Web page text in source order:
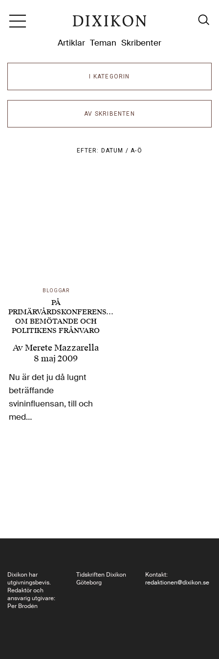
Artiklar Teman Skribenter
I KATEGORIN
AV SKRIBENTEN
EFTER: DATUM /A-Ö
BLOGGAR
PÅ
PRIMÄRVÅRDSKONFERENS…
OM BEMÖTANDE OCH
POLITIKENS FRÅNVARO
AvMerete Mazzarella
8 maj 2009
Nu är det ju då lugnt
beträffande
svininfluensan, till och
med
Dixikon har
utgivningsbevis.
Redaktör och
ansvarig utgivare:
Per Brodén
Tidskriften Dixikon
Göteborg
Kontakt:
redaktionen@dixikon.se